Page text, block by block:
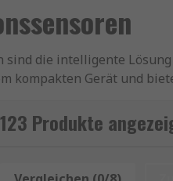
die intelligente
kompakten Gerät und
die mehrere Messgrößen
123 Produkte